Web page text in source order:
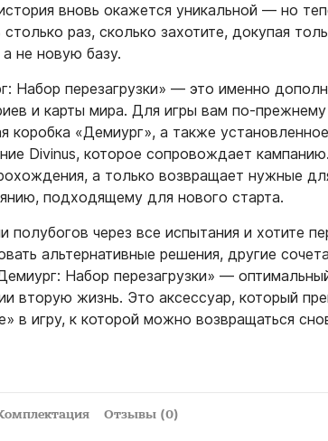
вновь окажется уникальной — но
столько раз, сколько захотите, докупая
а не новую базу.
Набор перезагрузки» — это именно
и карты мира. Для игры вам
коробка «Демиург», а также
Divinus, которое сопровождает
а только возвращает нужные
подходящему для нового старта.
полубогов через все испытания и хотите
альтернативные решения, другие
Набор перезагрузки» —
вторую жизнь. Это аксессуар, который
в игру, к которой можно возвращаться
Отзывы (0)